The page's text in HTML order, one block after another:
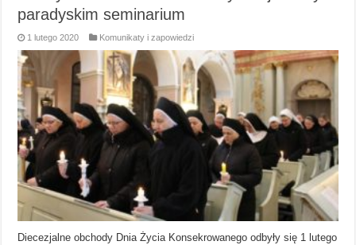
paradyskim seminarium
1 lutego 2020 Komunikaty i zapowiedzi
Diecezjalne obchody Dnia Życia Konsekrowanego odbyły się 1 lutego